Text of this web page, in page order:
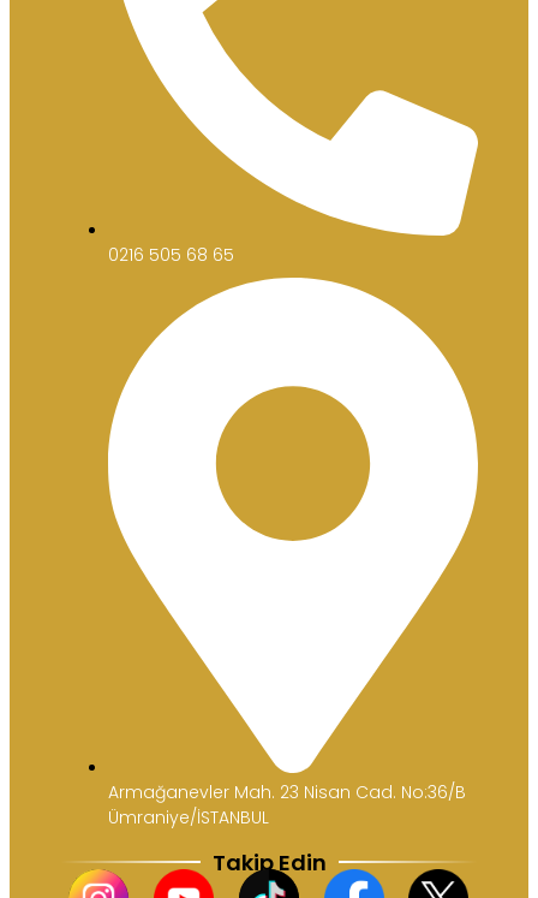
0216 505 68 65
Armağanevler Mah. 23 Nisan Cad. No:36/B
Ümraniye/İSTANBUL
Takip Edin